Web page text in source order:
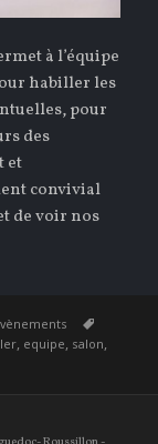
à l’équipe
habiller les
pour
des
et
convivial
de voir nos
, equipe, salon,